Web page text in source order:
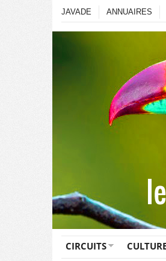
JAVADE ANNUAIRES
CIRCUITS